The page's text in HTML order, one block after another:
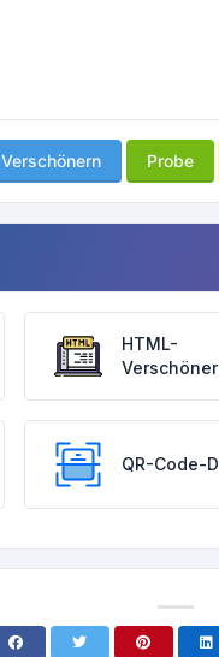
Verschönern Probe
HTML-
QR-Code-